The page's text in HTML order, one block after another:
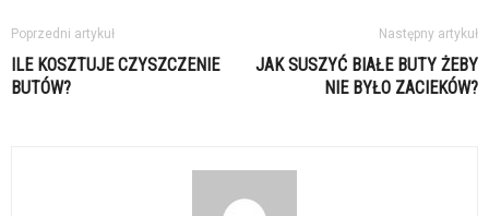
Poprzedni artykuł
ILE KOSZTUJE CZYSZCZENIE
BUTÓW?
Następny artykuł
JAK SUSZYĆ BIAŁE BUTY ŻEBY
NIE BYŁO ZACIEKÓW?